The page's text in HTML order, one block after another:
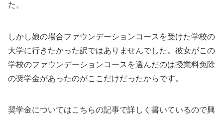
た。
しかし娘の場合ファウンデーションコースを受けた学校の
大学に行きたかった訳ではありませんでした。彼女がこの
学校のファウンデーションコースを選んだのは授業料免除
の奨学金があったのがここだけだったからです。
奨学金についてはこちらの記事で詳しく書いているので興